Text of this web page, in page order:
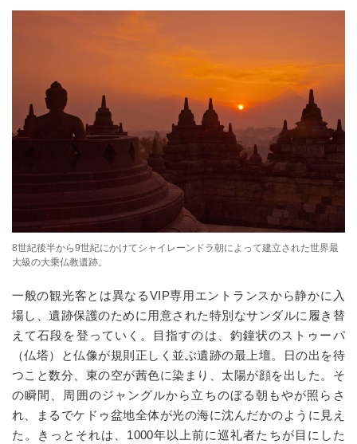
8世紀後半から9世紀にかけてシャイレーンドラ朝によって建立された世界最
大級の大乗仏教遺跡。
一般の観光客とは異なるVIP専用エントランスから静かに入
場し、遺跡保護のために用意された特別なサンダルに履き替
えて石段を登っていく。目指すのは、釣鐘状のストゥーパ
（仏塔）と仏像が規則正しく並ぶ遺跡の最上壇。日の出を待
つこと数分、東の空が茜色に染まり、太陽が顔を出した。そ
の瞬間、周囲のジャングルから立ちのぼる朝もやが照らさ
れ、まるでケドゥ盆地全体が光の海に沈んだかのように見え
た。きっとそれは、1000年以上前に巡礼者たちが目にした